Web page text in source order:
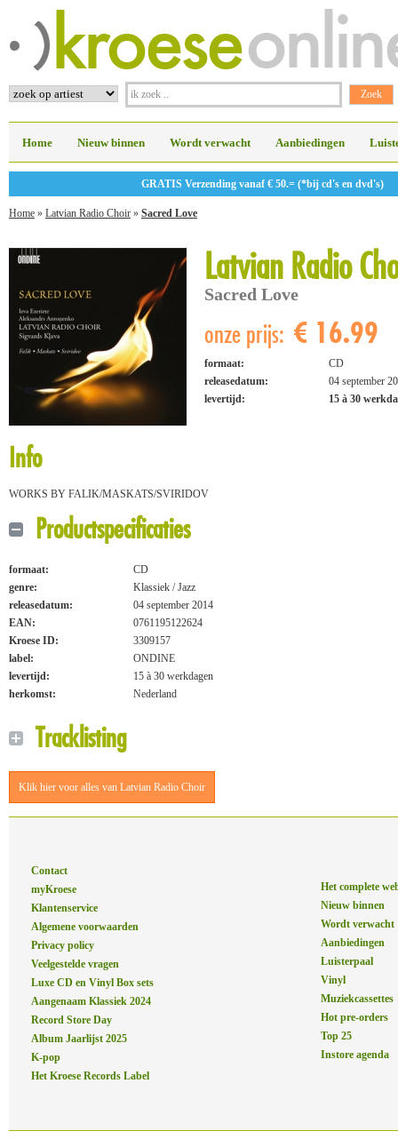
Home Nieuw binnen Wordt verwacht Aanbiedingen
GRATIS Verzending vanaf € 50.= (*bij cd's en dvd's)
Home » Latvian Radio Choir » Sacred Love
Latvian Radio
Sacred Love
onze prijs: € 16.99
formaat:
CD
releasedatum:
04 september
levertijd:
15 à 30
Info
WORKS BY FALIK/MASKATS/SVIRIDOV
Productspecificaties
formaat:
CD
genre:
Klassiek / Jazz
releasedatum:
04 september 2014
EAN:
0761195122624
Kroese ID:
3309157
label:
ONDINE
levertijd:
15 à 30 werkdagen
herkomst:
Nederland
Tracklisting
Klik hier voor alles van Latvian Radio Choir
Contact
myKroese
Klantenservice
Algemene voorwaarden
Privacy policy
Veelgestelde vragen
Luxe CD en Vinyl Box sets
Aangenaam Klassiek 2024
Record Store Day
Album Jaarlijst 2025
K-pop
Het Kroese Records Label
Het complete
Nieuw binnen
Wordt verwacht
Aanbiedingen
Luisterpaal
Vinyl
Muziekcassettes
Hot pre-orders
Top 25
Instore agenda